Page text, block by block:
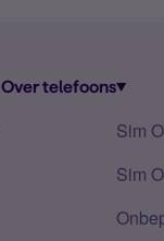
Over telefoons
Sim
Sim